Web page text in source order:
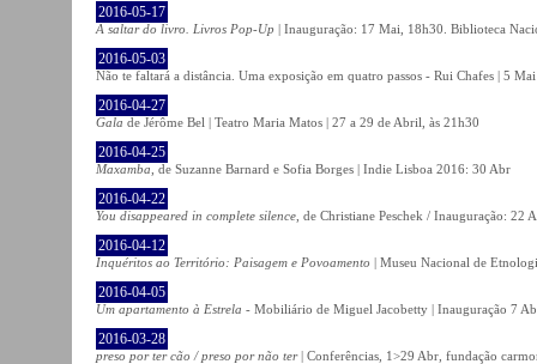
2016-05-17
A saltar do livro. Livros Pop-Up | Inauguração: 17 Mai, 18h30. Biblioteca
2016-05-03
Não te faltará a distância. Uma exposição em quatro passos - Rui Chafes | 5
2016-04-27
Gala de Jérôme Bel | Teatro Maria Matos | 27 a 29 de Abril, às 21h30
2016-04-25
Maxamba , de Suzanne Barnard e Sofia Borges | Indie Lisboa 2016: 30 Abr
2016-04-22
You disappeared in complete silence , de Christiane Peschek / Inauguração: 22
2016-04-12
Inquéritos ao Território: Paisagem e Povoamento | Museu Nacional de
2016-04-05
Um apartamento à Estrela - Mobiliário de Miguel Jacobetty | Inauguração 7
2016-03-28
preso por ter cão / preso por não ter| Conferências, 1>29 Abr, fundação